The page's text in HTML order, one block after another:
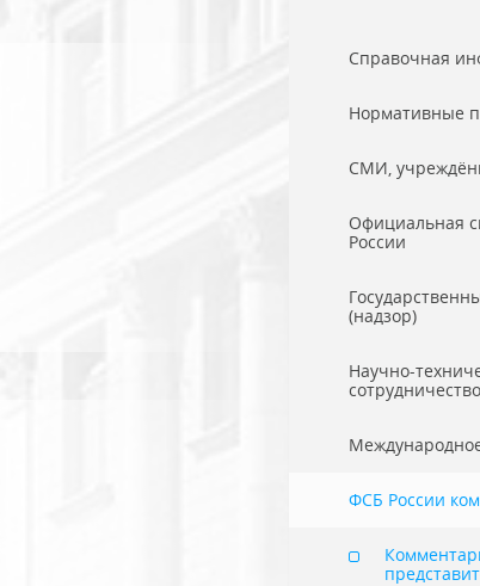
Справочная
Нормативные
СМИ,
Официальная
России
(надзор)
Научно-
сотрудничество
ФСБ России